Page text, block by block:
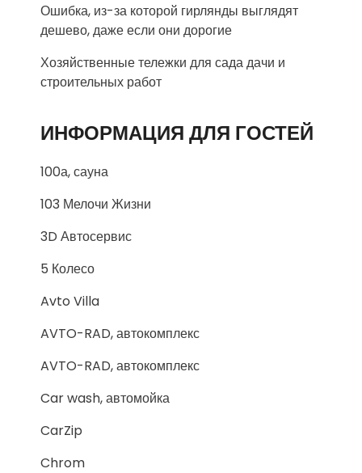
Ошибка, из-за которой гирлянды выглядят
дешево, даже если они дорогие
Хозяйственные тележки для сада дачи и
строительных работ
ИНФОРМАЦИЯ ДЛЯ ГОСТЕЙ
100а, сауна
103 Мелочи Жизни
3D Автосервис
5 Колесо
Avto Villa
AVTO-RAD, автокомплекс
AVTO-RAD, автокомплекс
Car wash, автомойка
CarZip
Chrom